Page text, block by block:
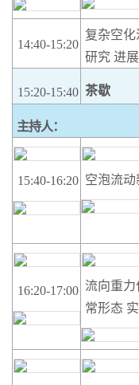
14:40-15:20
复杂空
研究 进
15:20-15:40 茶歇
主持人：
15:40-16:20 空泡流
16:20-17:00 流向重
常形态